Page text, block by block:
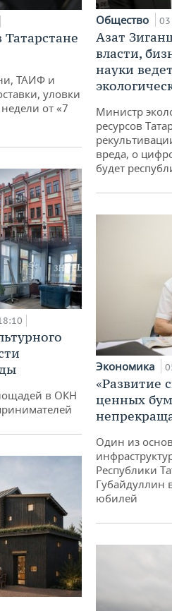
ТАИФ и
уловки
от «7
в ОКН
Общество 03
Азат
власти,
науки
Министр
ресурсов
вреда, о
будет
Экономика
«Развитие
ценных
Один из
Республики
Губайдуллин
юбилей